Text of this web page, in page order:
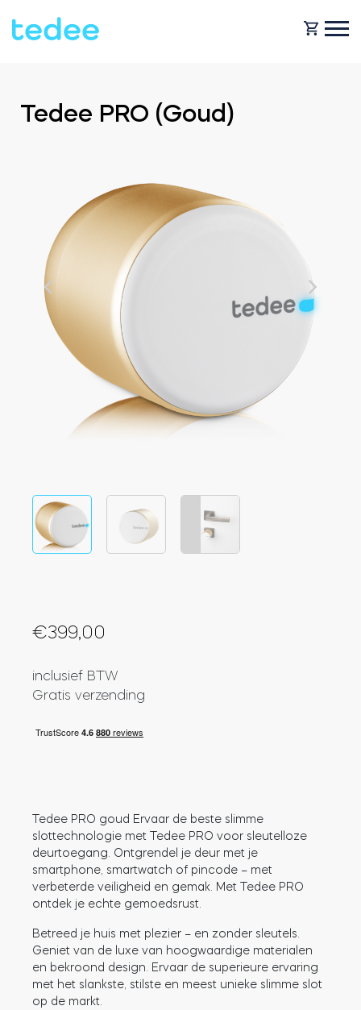
Verhuur
Bedrijf
Integraties
Tedee GO2
Tedee PRO
Accessoires
Adapters
Tedee Keypad PRO
SHOP
WINKELZOEKER
Tedee PRO (Goud)
€399,00
inclusief BTW
Gratis verzending
Tedee PRO goud Ervaar de beste slimme
slottechnologie met Tedee PRO voor sleutelloze
deurtoegang. Ontgrendel je deur met je
smartphone, smartwatch of pincode – met
verbeterde veiligheid en gemak. Met Tedee PRO
ontdek je echte gemoedsrust.
Betreed je huis met plezier – en zonder sleutels.
Geniet van de luxe van hoogwaardige materialen
en bekroond design. Ervaar de superieure ervaring
met het slankste, stilste en meest unieke slimme slot
op de markt.